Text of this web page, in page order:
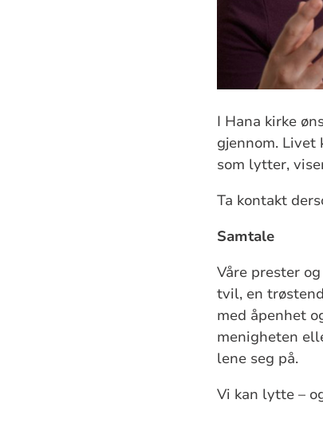
I Hana kirke
gjennom. Livet
som lytter,
Ta kontakt
Samtale
Våre prester
tvil, en
med åpenhet
menigheten
lene seg på.
Vi kan lytte –